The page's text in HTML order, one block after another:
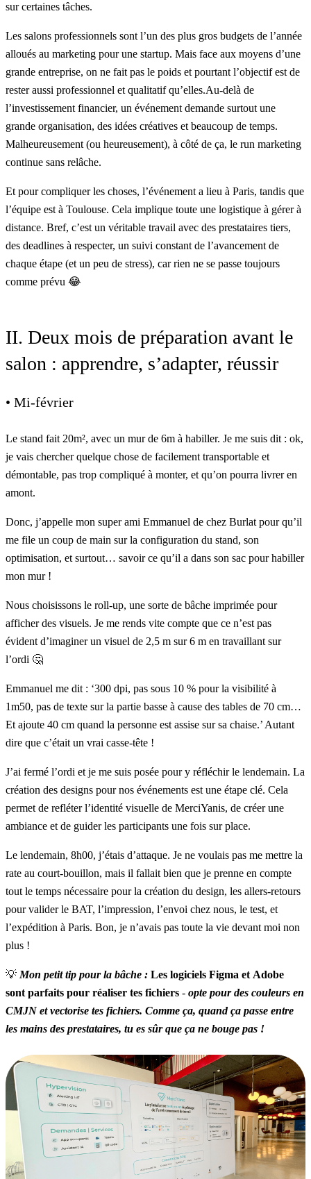
sur certaines tâches.
Les salons professionnels sont l’un des plus gros budgets de l’année
alloués au marketing pour une startup. Mais face aux moyens d’une
grande entreprise, on ne fait pas le poids et pourtant l’objectif est de
rester aussi professionnel et qualitatif qu’elles.Au-delà de
l’investissement financier, un événement demande surtout une
grande organisation, des idées créatives et beaucoup de temps.
Malheureusement (ou heureusement), à côté de ça, le run marketing
continue sans relâche.
Et pour compliquer les choses, l’événement a lieu à Paris, tandis que
l’équipe est à Toulouse. Cela implique toute une logistique à gérer à
distance. Bref, c’est un véritable travail avec des prestataires tiers,
des deadlines à respecter, un suivi constant de l’avancement de
chaque étape (et un peu de stress), car rien ne se passe toujours
comme prévu 😂
II. Deux mois de préparation avant le
salon : apprendre, s’adapter, réussir
• Mi-février
Le stand fait 20m², avec un mur de 6m à habiller. Je me suis dit : ok,
je vais chercher quelque chose de facilement transportable et
démontable, pas trop compliqué à monter, et qu’on pourra livrer en
amont.
Donc, j’appelle mon super ami Emmanuel de chez Burlat pour qu’il
me file un coup de main sur la configuration du stand, son
optimisation, et surtout… savoir ce qu’il a dans son sac pour habiller
mon mur !
Nous choisissons le roll-up, une sorte de bâche imprimée pour
afficher des visuels. Je me rends vite compte que ce n’est pas
évident d’imaginer un visuel de 2,5 m sur 6 m en travaillant sur
l’ordi 🤔
Emmanuel me dit : ‘300 dpi, pas sous 10 % pour la visibilité à
1m50, pas de texte sur la partie basse à cause des tables de 70 cm…
Et ajoute 40 cm quand la personne est assise sur sa chaise.’ Autant
dire que c’était un vrai casse-tête !
J’ai fermé l’ordi et je me suis posée pour y réfléchir le lendemain. La
création des designs pour nos événements est une étape clé. Cela
permet de refléter l’identité visuelle de MerciYanis, de créer une
ambiance et de guider les participants une fois sur place.
Le lendemain, 8h00, j’étais d’attaque. Je ne voulais pas me mettre la
rate au court-bouillon, mais il fallait bien que je prenne en compte
tout le temps nécessaire pour la création du design, les allers-retours
pour valider le BAT, l’impression, l’envoi chez nous, le test, et
l’expédition à Paris. Bon, je n’avais pas toute la vie devant moi non
plus !
💡 Mon petit tip pour la bâche : Les logiciels Figma et Adobe
sont parfaits pour réaliser tes fichiers - opte pour des couleurs en
CMJN et vectorise tes fichiers. Comme ça, quand ça passe entre
les mains des prestataires, tu es sûr que ça ne bouge pas !